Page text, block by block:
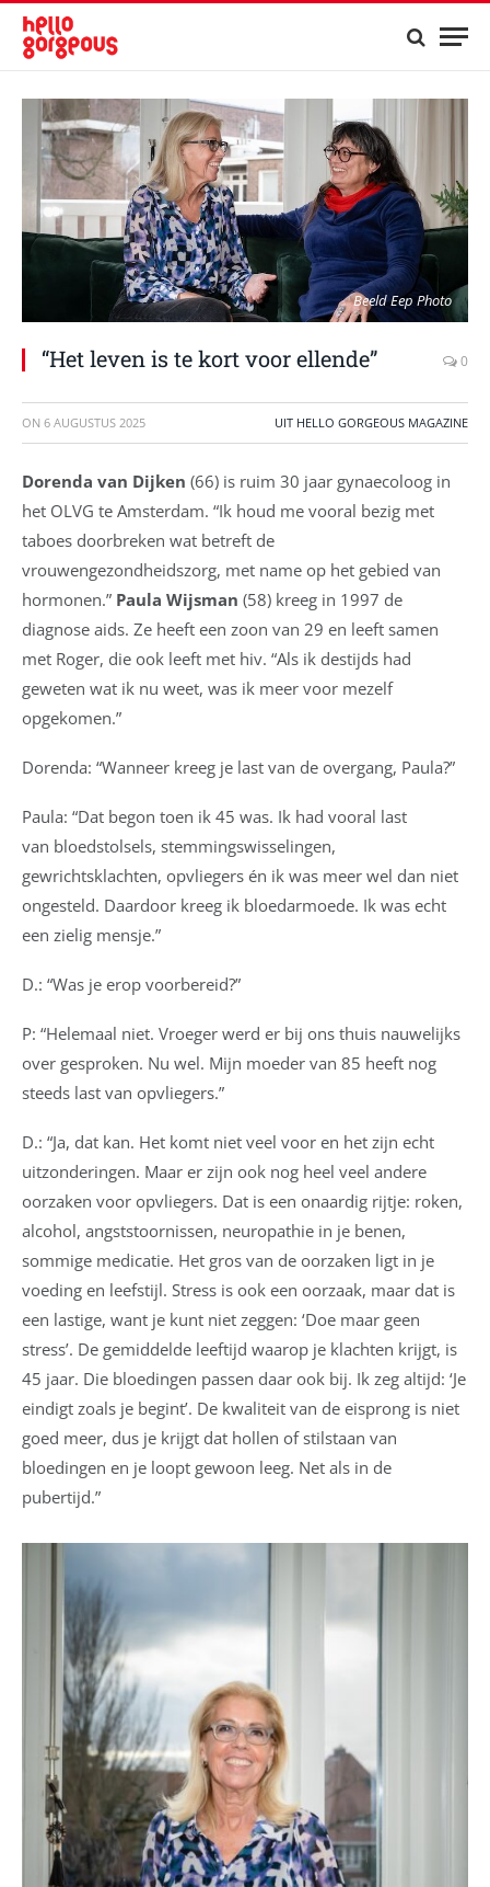
Beeld Eep Photo
“Het leven is te kort voor ellende” 0
ON 6 AUGUSTUS 2025 UIT HELLO GORGEOUS MAGAZINE
Dorenda van Dijken (66) is ruim 30 jaar gynaecoloog in
het OLVG te Amsterdam. “Ik houd me vooral bezig met
taboes doorbreken wat betreft de
vrouwengezondheidszorg, met name op het gebied van
hormonen.” Paula Wijsman (58) kreeg in 1997 de
diagnose aids. Ze heeft een zoon van 29 en leeft samen
met Roger, die ook leeft met hiv. “Als ik destijds had
geweten wat ik nu weet, was ik meer voor mezelf
opgekomen.”
Dorenda: “Wanneer kreeg je last van de overgang, Paula?”
Paula: “Dat begon toen ik 45 was. Ik had vooral last
van bloedstolsels, stemmingswisselingen,
gewrichtsklachten, opvliegers én ik was meer wel dan niet
ongesteld. Daardoor kreeg ik bloedarmoede. Ik was echt
een zielig mensje.”
D.: “Was je erop voorbereid?”
P: “Helemaal niet. Vroeger werd er bij ons thuis nauwelijks
over gesproken. Nu wel. Mijn moeder van 85 heeft nog
steeds last van opvliegers.”
D.: “Ja, dat kan. Het komt niet veel voor en het zijn echt
uitzonderingen. Maar er zijn ook nog heel veel andere
oorzaken voor opvliegers. Dat is een onaardig rijtje: roken,
alcohol, angststoornissen, neuropathie in je benen,
sommige medicatie. Het gros van de oorzaken ligt in je
voeding en leefstijl. Stress is ook een oorzaak, maar dat is
een lastige, want je kunt niet zeggen: ‘Doe maar geen
stress’. De gemiddelde leeftijd waarop je klachten krijgt, is
45 jaar. Die bloedingen passen daar ook bij. Ik zeg altijd: ‘Je
eindigt zoals je begint’. De kwaliteit van de eisprong is niet
goed meer, dus je krijgt dat hollen of stilstaan van
bloedingen en je loopt gewoon leeg. Net als in de
pubertijd.”